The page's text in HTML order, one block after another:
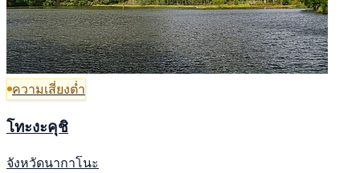
ความเสี่ยงต่ำ
โทะงะคุชิ
จังหวัดนากาโนะ